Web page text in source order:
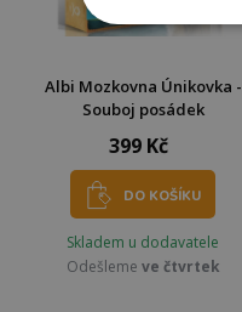
Albi Mozkovna Únikovka -
Souboj posádek
399 Kč
DO KOŠÍKU
Skladem u dodavatele
Odešleme ve čtvrtek